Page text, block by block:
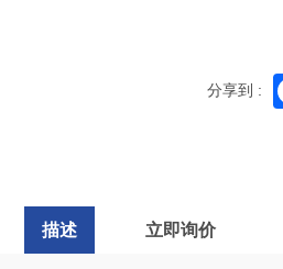
分享到 :
描述 立即询价